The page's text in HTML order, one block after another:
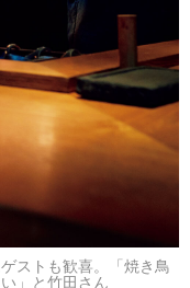
ストも歓喜。「焼き鳥
」と竹田さん